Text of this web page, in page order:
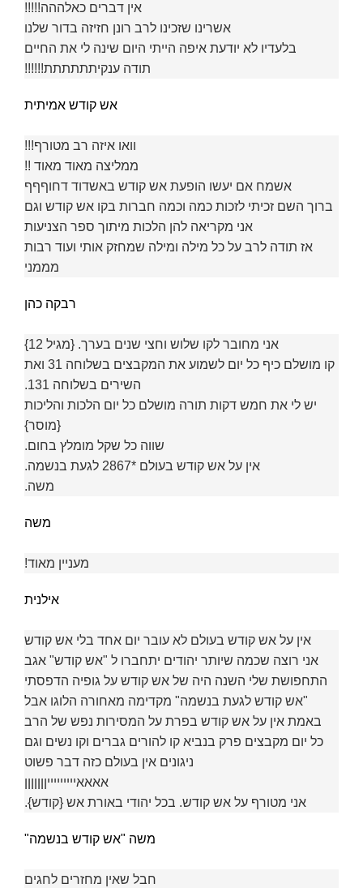
אין דברים כאלההה!!!!!
אשרינו שזכינו לרב רונן חזיזה בדור שלנו
בלעדיו לא יודעת איפה הייתי היום שינה לי את החיים
תודה ענקיתתתתתת!!!!!!
אש קודש אמיתית
וואו איזה רב מטורף!!!
ממליצה מאוד מאוד !!
אשמח אם יעשו הופעת אש קודש באשדוד דחוףףף
ברוך השם זכיתי לזכות כמה וכמה חברות בקו אש קודש וגם
אני מקריאה להן הלכות מיתוך ספר הצניעות
אז תודה לרב על כל מילה ומילה שמחזק אותי ועוד רבות
מממני
רבקה כהן
אני מחובר לקו שלוש וחצי שנים בערך. {מגיל 12}
קו מושלם כיף כל יום לשמוע את המקבצים בשלוחה 31 ואת
השירים בשלוחה 131.
יש לי את חמש דקות תורה מושלם כל יום הלכות והליכות
{מוסר}
שווה כל שקל מומלץ בחום.
אין על אש קודש בעולם *2867 לגעת בנשמה.
משה.
משה
מעניין מאוד!
אילנית
אין על אש קודש בעולם לא עובר יום אחד בלי אש קודש
אני רוצה שכמה שיותר יהודים יתחברו ל "אש קודש" אגב
התחפושת שלי השנה היה של אש קודש על גופיה הדפסתי
"אש קודש לגעת בנשמה" מקדימה מאחורה הלוגו אבל
באמת אין על אש קודש בפרת על המסירות נפש של הרב
כל יום מקבצים פרק בנביא קו להורים גברים וקו נשים וגם
ניגונים אין בעולם כזה דבר פשוט
אאאאיייייייייןןןןןןן
אני מטורף על אש קודש. בכל יהודי באורת אש {קודש}.
משה "אש קודש בנשמה"
חבל שאין מחזרים לחגים